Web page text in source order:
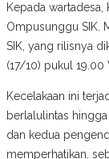
Kepada
Ompusunggu SIK.
SIK, yang rilisnya
(17/10) pukul
Kecelakaan ini
berlalulintas
dan kedua
memperhatikan.